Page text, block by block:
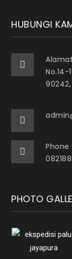
HUBUNGI
Phone
PHOTO